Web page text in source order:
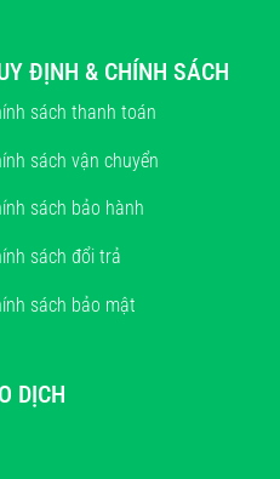
ĐỊNH & CHÍNH SÁCH
sách thanh toán
sách vận chuyển
sách bảo hành
sách đổi trả
sách bảo mật
DỊCH